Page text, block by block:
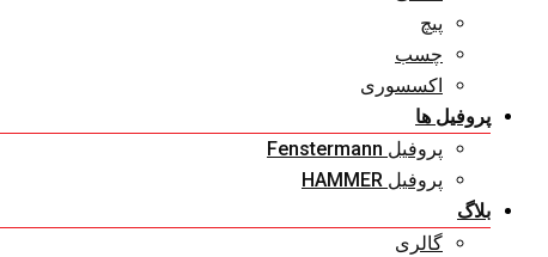
پیچ
چسب
اکسسوری
پروفیل ها
پروفیل Fenstermann
پروفیل HAMMER
بلاگ
گالری